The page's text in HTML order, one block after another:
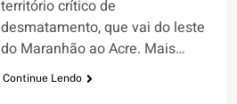
território crítico de
desmatamento, que vai do leste
do Maranhão ao Acre. Mais…
Continue Lendo